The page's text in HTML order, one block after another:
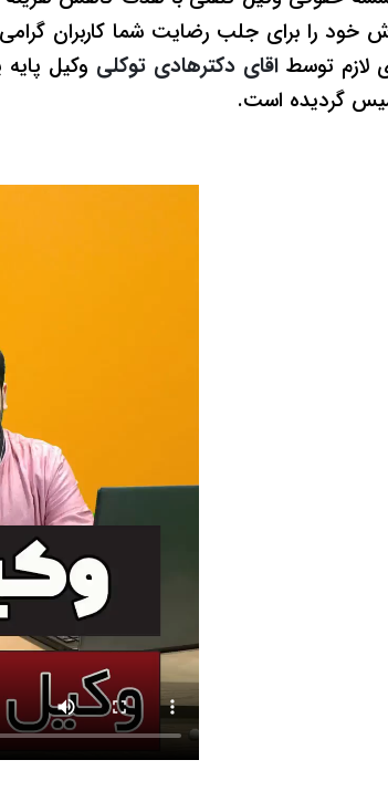
خود را برای جلب رضایت شما کاربران
لازم توسطاقای دکترهادی توکلی
گردیده است.